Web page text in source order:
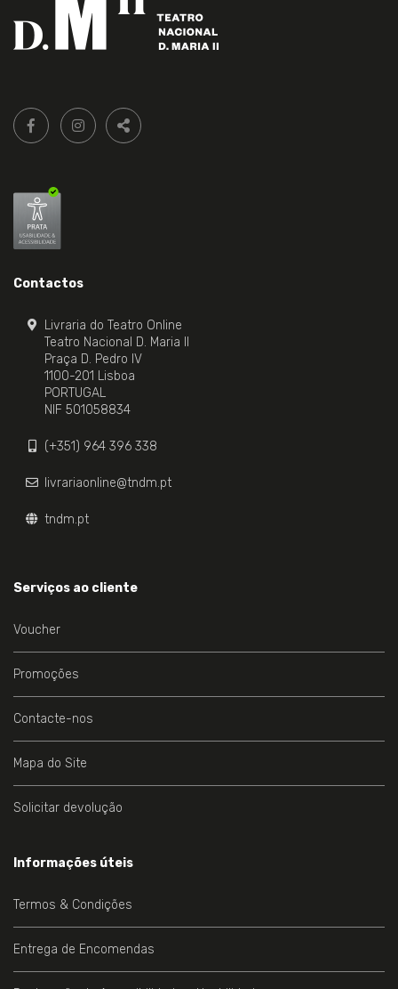
Siga-
nos:
FACEBOOK LIVRARIA DO TEATRO ONLINE.
INSTAGRAM LIVRARIA DO TEATRO ONLINE.
PARTILHAR
Contactos
Livraria do Teatro Online
Teatro Nacional D. Maria II
Praça D. Pedro IV
1100-201 Lisboa
PORTUGAL
NIF 501058834
(+351) 964 396 338
livrariaonline@tndm.pt
tndm.pt
Serviços ao cliente
Voucher
Promoções
Contacte-nos
Mapa do Site
Solicitar devolução
Informações úteis
Termos & Condições
Entrega de Encomendas